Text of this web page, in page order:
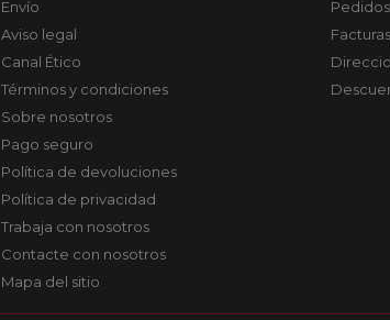
Envío
Aviso legal
Canal Ético
Términos y condiciones
Sobre nosotros
Pago seguro
Política de devoluciones
Política de privacidad
Trabaja con nosotros
Contacte con nosotros
Mapa del sitio
Pedidos